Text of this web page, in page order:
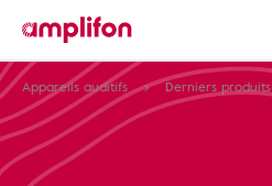
Appareils auditifs
Derniers produits